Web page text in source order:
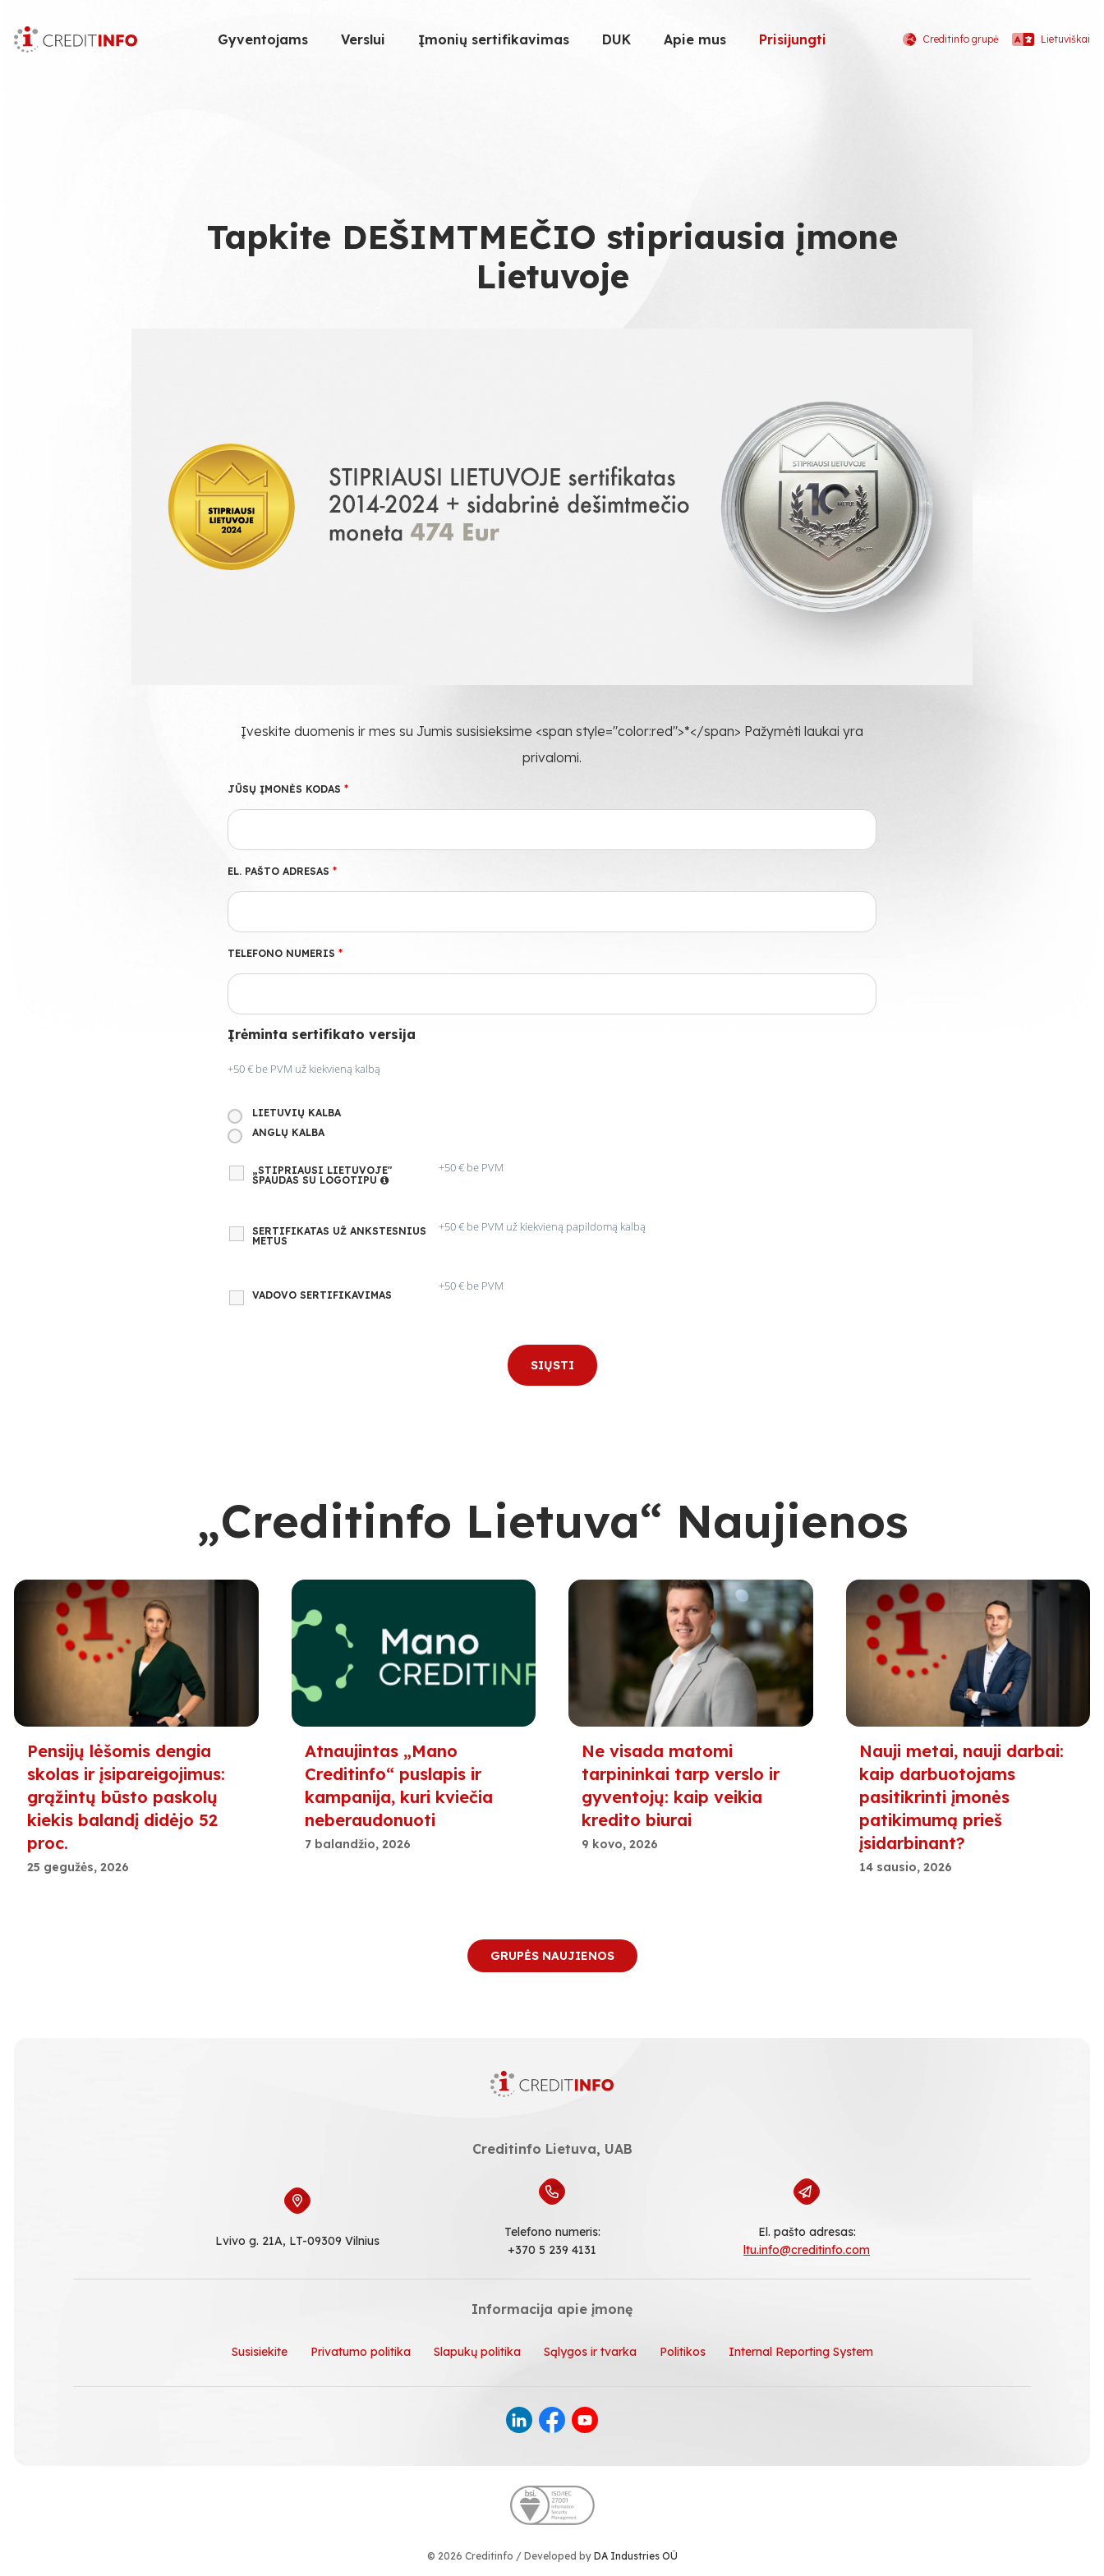
Gyventojams Verslui Įmonių sertifikavimas DUK Apie mus Prisijungti Creditinfo grupė Lietuviškai
Tapkite DEŠIMTMEČIO stipriausia įmone
Lietuvoje
Įveskite duomenis ir mes su Jumis susisieksime <span style="color:red">*</span> Pažymėti laukai yra
privalomi.
JŪSŲ ĮMONĖS KODAS *
EL. PAŠTO ADRESAS *
TELEFONO NUMERIS *
Įrėminta sertifikato versija
LIETUVIŲ KALBA
ANGLŲ KALBA
+50 € be PVM už kiekvieną kalbą
„STIPRIAUSI LIETUVOJE"
SPAUDAS SU LOGOTIPU
+50 € be PVM
SERTIFIKATAS UŽ ANKSTESNIUS
METUS
+50 € be PVM už kiekvieną papildomą kalbą
VADOVO SERTIFIKAVIMAS
+50 € be PVM
„Creditinfo Lietuva“ Naujienos
Pensijų lėšomis dengia
skolas ir įsipareigojimus:
grąžintų būsto paskolų
kiekis balandį didėjo 52
proc.
25 gegužės, 2026
Atnaujintas „Mano
Creditinfo“ puslapis ir
kampanija, kuri kviečia
neberaudonuoti
7 balandžio, 2026
Ne visada matomi
tarpininkai tarp verslo ir
gyventojų: kaip veikia
kredito biurai
9 kovo, 2026
Nauji metai, nauji darbai:
kaip darbuotojams
pasitikrinti įmonės
patikimumą prieš
įsidarbinant?
14 sausio, 2026
GRUPĖS NAUJIENOS
Creditinfo Lietuva, UAB
Lvivo g. 21A, LT-09309 Vilnius
Telefono numeris:
+370 5 239 4131
El. pašto adresas:
ltu.info@creditinfo.com
Informacija apie įmonę
Susisiekite Privatumo politika Slapukų politika Sąlygos ir tvarka Politikos Internal Reporting System
© 2026 Creditinfo / Developed by DA Industries OÜ